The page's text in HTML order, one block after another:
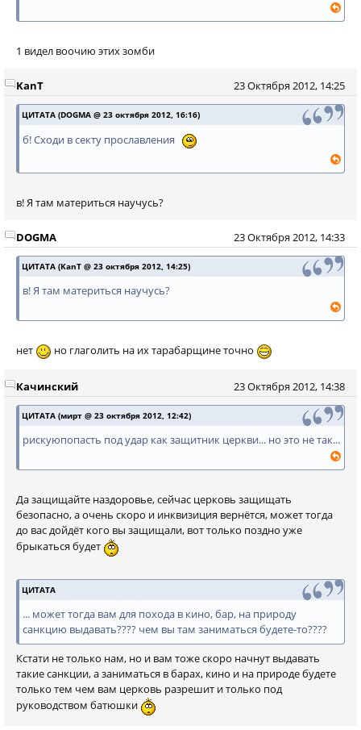
1 видел воочию этих зомби
23 Октября 2012, 14:25
KanT
ЦИТАТА (DOGMA @ 23 октября 2012, 16:16)
б! Сходи в секту прославления
в! Я там материться научусь?
23 Октября 2012, 14:33
DOGMA
ЦИТАТА (KanT @ 23 октября 2012, 14:25)
в! Я там материться научусь?
нет но глаголить на их тарабарщине точно
23 Октября 2012, 14:38
Качинский
ЦИТАТА (мирт @ 23 октября 2012, 12:42)
рискуюпопасть под удар как защитник церкви... но это не так...
Да защищайте наздоровье, сейчас церковь защищать
безопасно, а очень скоро и инквизиция вернётся, может тогда
до вас дойдёт кого вы защищали, вот только поздно уже
брыкаться будет
ЦИТАТА
... может тогда вам для похода в кино, бар, на природу
санкцию выдавать???? чем вы там заниматься будете-то????
Кстати не только нам, но и вам тоже скоро начнут выдавать
такие санкции, а заниматься в барах, кино и на природе будете
только тем чем вам церковь разрешит и только под
руководством батюшки